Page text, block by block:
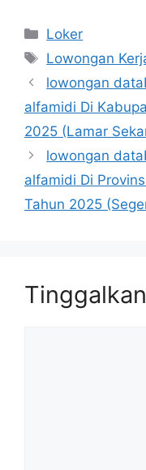
Kategori
Loker
Tag
Lowongan
lowongan
alfamidi Di
2025 (Lamar
lowongan
alfamidi Di
Tahun 2025